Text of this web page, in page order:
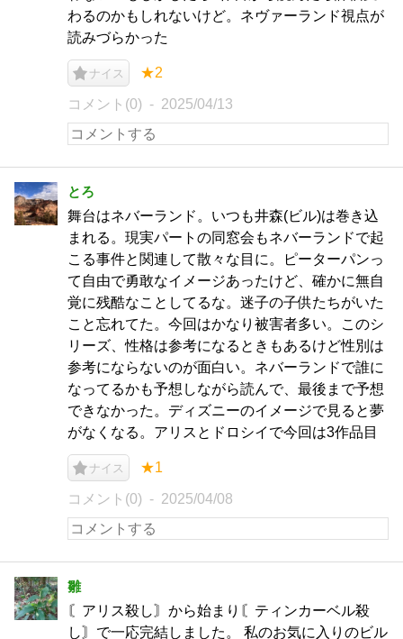
わるのかもしれないけど。ネヴァーランド視点が
読みづらかった
ナイス ★2
コメント(0) 2025/04/13
とろ
舞台はネバーランド。いつも井森(ビル)は巻き込
まれる。現実パートの同窓会もネバーランドで起
こる事件と関連して散々な目に。ピーターパンっ
て自由で勇敢なイメージあったけど、確かに無自
覚に残酷なことしてるな。迷子の子供たちがいた
こと忘れてた。今回はかなり被害者多い。このシ
リーズ、性格は参考になるときもあるけど性別は
参考にならないのが面白い。ネバーランドで誰に
なってるかも予想しながら読んで、最後まで予想
できなかった。ディズニーのイメージで見ると夢
がなくなる。アリスとドロシイで今回は3作品目
ナイス ★1
コメント(0) 2025/04/08
雛
〘アリス殺し〙から始まり〘ティンカーベル殺
し〙で一応完結しました。 私のお気に入りのビル